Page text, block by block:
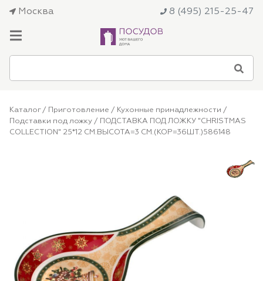
Москва 8 (495) 215-25-47
Каталог/ Приготовление / Кухонные принадлежности /
Подставки под ложку / ПОДСТАВКА ПОД ЛОЖКУ "CHRISTMAS
COLLECTION" 25*12 СМ.ВЫСОТА=3 СМ.(КОР=36ШТ.)586148